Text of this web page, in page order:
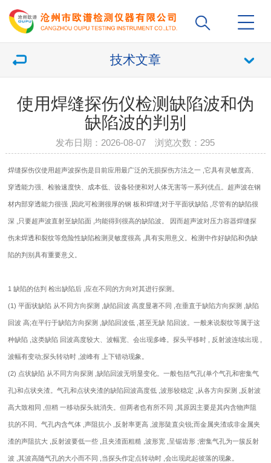
技术文章
使用焊缝探伤仪检测缺陷波和伪
缺陷波的判别
发布日期：2026-08-07 浏览次数： 295
焊缝探伤仪使用超声波探伤是目前应用最广泛的无损探伤方法之一 ,它具有灵敏度高、
穿透能力强、检验速度快、成本低、设备轻便和对人体无害等一系列优点。超声波在钢
材内部穿透能力很强 ,因此可检测很厚的钢 板和焊缝;对于平面状缺陷 ,尽管有的缺陷很
深 ,只要超声波直射至缺陷面 ,均能得到很高的缺陷波。 因而超声波对压力容器焊缝探
伤未焊透和裂纹等危险性缺陷检测灵敏度很高 ,具有实用意义。检测中作好缺陷和伪缺
陷的判别具有重要意义。
1 缺陷的估判 检出缺陷后 ,应在不同的方向对其进行探测。
(1) 平面状缺陷 从不同方向探测 ,缺陷回波 高度显著不同 ,在垂直于缺陷方向探测 ,缺陷
回波 高;在平行于缺陷方向探测 ,缺陷回波低 ,甚至无缺 陷回波。一般来说裂纹等属于这
种缺陷 ,这类缺陷 回波高度较大、波幅宽、会出现多峰。探头平移时 , 反射波连续出现 ,
波幅有变动;探头转动时 ,波峰有 上下错动现象。
(2) 点状缺陷 从不同方向探测 ,缺陷回波无明显变化。一般包括气孔(单个气孔和密集气
孔)和点状夹渣。气孔和点状夹渣的缺陷回波高度低 ,波形较稳定 ,从各方向探测 ,反射波
高大致相同 ,但稍 一移动探头就消失。但两者也有所不同 ,其原因主要是其内含物声阻
抗的不同。气孔内含气体 ,声阻抗小 ,反射率更高 ,波形陡直尖锐;而金属夹渣或非金属夹
渣的声阻抗大 ,反射波要低一些 ,且夹渣面粗糙 ,波形宽 ,呈锯齿形 ;密集气孔为一簇反射
波 ,其波高随气孔的大小而不同 ,当探头作定点转动时 ,会出现此起彼落的现象。